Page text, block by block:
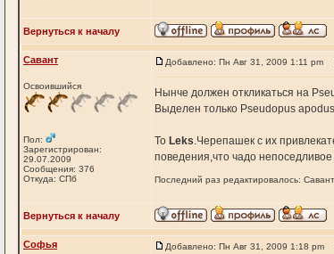
Вернуться к началу
Савант
Освоившийся
Пол:
Зарегистрирован:
29.07.2009
Сообщения: 376
Откуда: СПб
Добавлено: Пн Авг 31, 2009 1:11 pm
Нынче должен откликаться на
Выделен только Pseudopus
То Leks.Черепашек с их
поведения,что чадо
Последний раз редактировалось:
Вернуться к началу
Софья Добавлено: Пн Авг 31, 2009 1:18 pm